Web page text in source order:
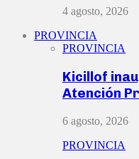
4 agosto, 2026
PROVINCIA
PROVINCIA
Kicillof
Atención
6 agosto, 2026
PROVINCIA